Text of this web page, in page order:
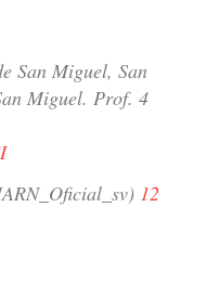
San Miguel, San
Miguel. Prof. 4
12